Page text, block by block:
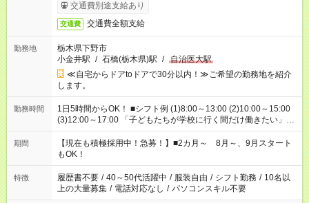
交通費別途支給あり
交通費 交通費全額支給
勤務地
栃木県下野市
小金井駅 / 石橋(栃木県)駅 / 自治医大駅
≪自宅からドアtoドアで30分以内！≫ご希望の勤務地を紹介
します。
勤務時間
1日5時間からOK！ ■シフト例 (1)8:00～13:00 (2)10:00～15:00
(3)12:00～17:00 「子どもたちが学校に行く間だけ働きたい」
「余裕を持って夕飯の準備がしたい」 「午前中は働いて、午後
はプライベートの時間にしたい」 など、ご希望を教えてくださ
いね。 ※Wワーク希望の方へ 今ご覧のお仕事で希望する勤務時
間と、もう1つのお仕事の勤務時間。 合計で週40時間を超える
場合は応募できません。
期間
【現在も積極採用中！急募！】■2カ月～ 8月～、9月スタート
もOK！
特徴 履歴書不要 / 40～50代活躍中 / 服装自由 / シフト勤務 / 10名以
上の大量募集 / 電話対応なし / パソコンスキル不要